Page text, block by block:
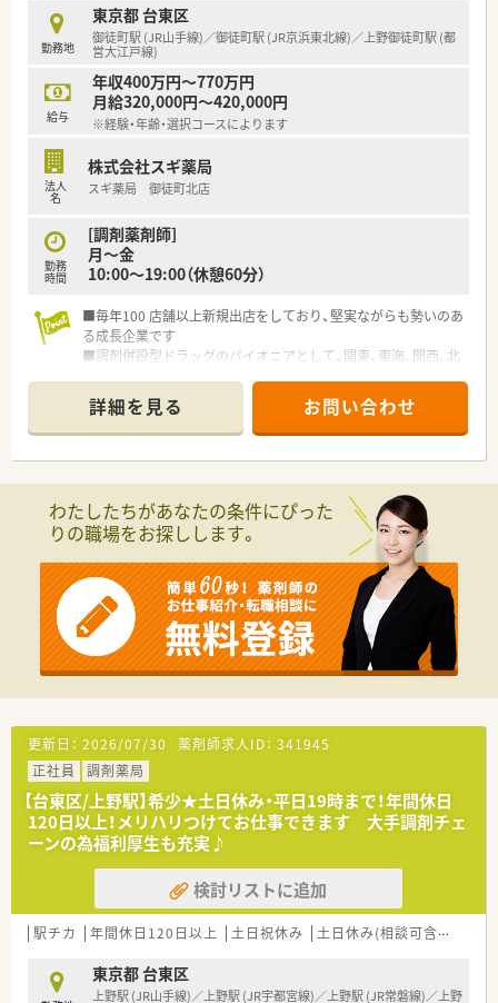
す。
プライベートも大切にしつつ勤務いただける環境です。
【想定される業務内容】
■調剤業務や監査、患者様への丁寧な服薬指導といった、薬剤師
としての基本的な外来業務をお任せします。
■医薬品卸業者との納品調整や、麻薬をはじめとした各種医薬品
■複雑な事務手続きやスタッフの勤怠管理などは本部が対応す
るため、大きな負担なく店舗運営に専念できます。
勤務地
東京都 台東区
御徒町駅 (JR山手線)／御徒町駅 (JR京浜東北線)／上野御徒町駅 (都
営大江戸線)
給与
年収400万円～770万円
月給320,000円～420,000円
※経験・年齢・選択コースによります
法人
名
株式会社スギ薬局
スギ薬局 御徒町北店
勤務
時間
[調剤薬剤師]
月～金
10:00～19:00（休憩60分）
■毎年100 店舗以上新規出店をしており、堅実ながらも勢いのあ
る成長企業です
■調剤併設型ドラッグのパイオニアとして、関東、東海、関西、北
■研修制度は様々なプランがあり、集合研修だけでなく任意で受
講可能な研修も幅広く用意されています
■店舗で活躍する従業員、社外で活躍する従業員、将来経営幹部
となる従業員など、薬剤師として様々な活躍ができるフィールド
■総合薬剤師・調剤薬剤師（土日休み・19時までの勤務）どちらか
の働き方を選択できます
■調剤併設型だけでなく「医療モール・クリニック併設店舗」「敷
地内薬局」「訪問調剤特化型店舗」など様々な店舗を運営してい
ます
■在宅医療にも積極的取り組んでおり「訪問調剤特化型店舗」を
50店舗以上、無菌調剤室は業界最多の51店舗設置しています
■「プラチナくるみん認定企業」「健康経営優良法人2023（大規模
法人部門）認定」等を取得し一人ひとりが働きやすい環境が整備
されています
■充実した研修制度、人事制度、評価制度、キャリア支援制度等
詳細を見る お問い合わせ
わたしたちがあなたの条件にぴった
りの職場をお探しします。
更新日： 2026/07/30 薬剤師求人ID： 341945
正社員
調剤薬局
【台東区/上野駅】希少★土日休み・平日19時まで！年間休日
120日以上！メリハリつけてお仕事できます 大手調剤チェ
ーンの為福利厚生も充実♪
検討リストに追加
駅チカ 年間休日120日以上 土日祝休み 土日休み(相談可含む)
東京都 台東区
上野駅 (JR山手線)／上野駅 (JR宇都宮線)／上野駅 (JR常磐線)／上野